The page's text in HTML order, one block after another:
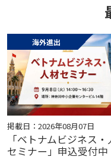
海外進出
掲載日：2026年08月07日
「ベトナムビジネス・
セミナー」申込受付中